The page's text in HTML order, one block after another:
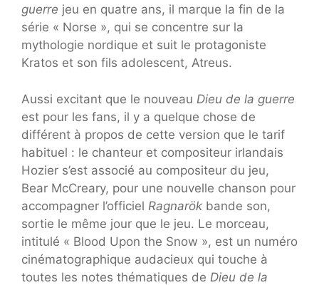
guerre jeu en quatre ans, il marque la fin de la
série « Norse », qui se concentre sur la
mythologie nordique et suit le protagoniste
Kratos et son fils adolescent, Atreus.
Aussi excitant que le nouveau Dieu de la guerre
est pour les fans, il y a quelque chose de
différent à propos de cette version que le tarif
habituel : le chanteur et compositeur irlandais
Hozier s’est associé au compositeur du jeu,
Bear McCreary, pour une nouvelle chanson pour
accompagner l’officiel Ragnarök bande son,
sortie le même jour que le jeu. Le morceau,
intitulé « Blood Upon the Snow », est un numéro
cinématographique audacieux qui touche à
toutes les notes thématiques de Dieu de la